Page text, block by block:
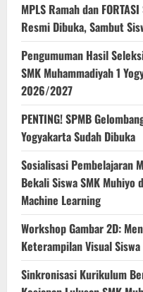
MPLS Ramah dan
Resmi Dibuka, Sambut
Pengumuman Hasil
SMK Muhammadiyah 1
2026/2027
PENTING! SPMB
Yogyakarta Sudah Dibuka
Sosialisasi Pembelajaran
Bekali Siswa SMK Muhiyo
Machine Learning
Workshop Gambar 2D:
Keterampilan Visual
Sinkronisasi Kurikulum